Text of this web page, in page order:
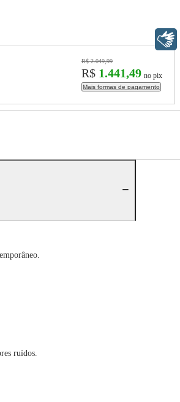
R$ 2.049,99
R$ 1.441,49 no pix
Mais formas de pagamento
ruídos.